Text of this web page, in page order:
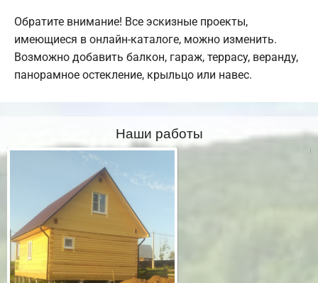
Обратите внимание! Все эскизные проекты,
имеющиеся в онлайн-каталоге, можно изменить.
Возможно добавить балкон, гараж, террасу, веранду,
панорамное остекление, крыльцо или навес.
Наши работы